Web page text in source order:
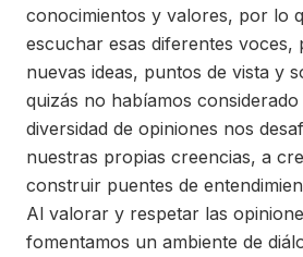
conocimientos y valores, por lo
escuchar esas diferentes voces,
nuevas ideas, puntos de vista y
quizás no habíamos considerado
diversidad de opiniones nos
nuestras propias creencias, a
construir puentes de
Al valorar y respetar las
fomentamos un ambiente de